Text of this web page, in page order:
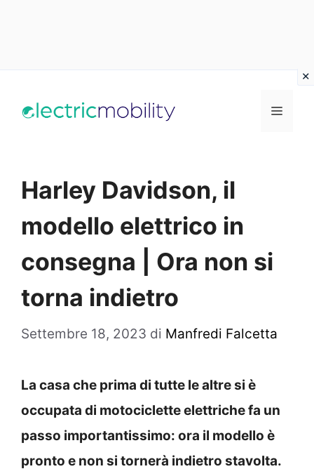
Menu
Harley Davidson, il
modello elettrico in
consegna | Ora non si
torna indietro
Settembre 18, 2023 di Manfredi Falcetta
La casa che prima di tutte le altre si è
occupata di motociclette elettriche fa un
passo importantissimo: ora il modello è
pronto e non si tornerà indietro stavolta.